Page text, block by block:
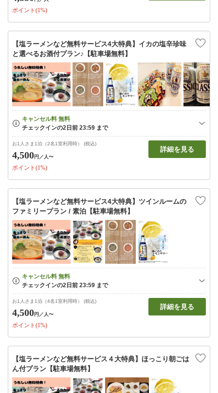
ポイント(1%)
【塩ラーメンなど無料サービス4大特典】イカの塩辛珍味
と選べるお酒付プラン♪【駐車場無料】
お1人さま1泊（2名1室利用時） (税込)
4,500円 ／人〜
ポイント(1%)
詳細を見る
【塩ラーメンなど無料サービス4大特典】ツインルームの
ファミリープラン / 素泊【駐車場無料】
お1人さま1泊（4名1室利用時） (税込)
4,500円 ／人〜
ポイント(1%)
詳細を見る
【塩ラーメンなど無料サービス４大特典】ほっこり朝ごは
ん付プラン【駐車場無料】